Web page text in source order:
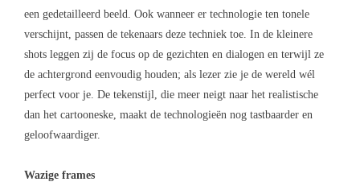
een gedetailleerd beeld. Ook wanneer er technologie ten tonele
verschijnt, passen de tekenaars deze techniek toe. In de kleinere
shots leggen zij de focus op de gezichten en dialogen en terwijl ze
de achtergrond eenvoudig houden; als lezer zie je de wereld wél
perfect voor je. De tekenstijl, die meer neigt naar het realistische
dan het cartooneske, maakt de technologieën nog tastbaarder en
geloofwaardiger.
Wazige frames